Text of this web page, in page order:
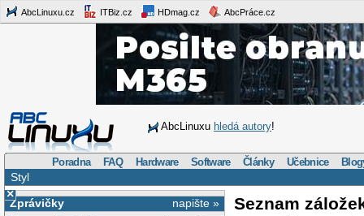
AbcLinuxu.cz ITBiz.cz HDmag.cz AbcPráce.cz
AbcLinuxu hledá autory!
Poradna FAQ Hardware Software Články Učebnice
Styl
×
napište »
Zprávičky
Seznam